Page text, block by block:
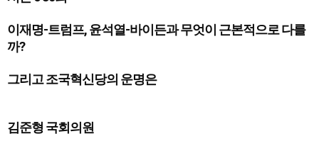
이재명-트럼프, 윤석열-바이든과 무엇이 근본적으로 다를
까?
그리고 조국혁신당의 운명은
김준형 국회의원